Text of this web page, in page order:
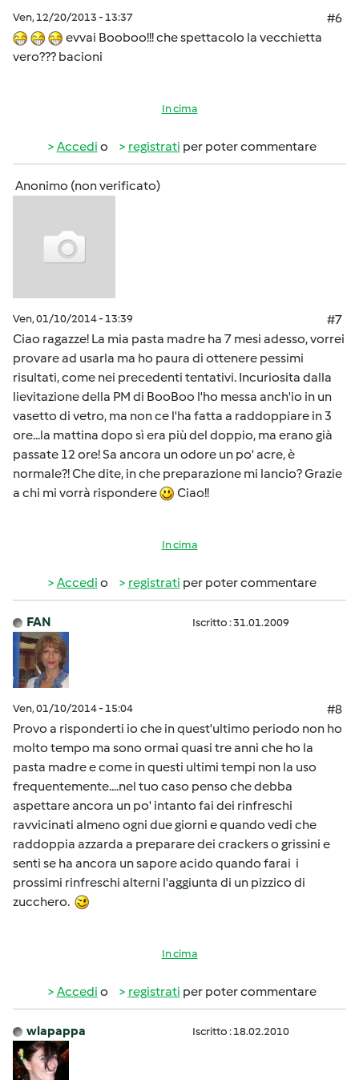
Ven, 12/20/2013 - 13:37
#6
evvai Booboo!!! che spettacolo la vecchietta
vero??? bacioni
In cima
Accedi o registrati per poter commentare
Anonimo (non verificato)
Ven, 01/10/2014 - 13:39
#7
Ciao ragazze! La mia pasta madre ha 7 mesi adesso, vorrei
provare ad usarla ma ho paura di ottenere pessimi
risultati, come nei precedenti tentativi. Incuriosita dalla
lievitazione della PM di BooBoo l'ho messa anch'io in un
vasetto di vetro, ma non ce l'ha fatta a raddoppiare in 3
ore...la mattina dopo sì era più del doppio, ma erano già
passate 12 ore! Sa ancora un odore un po' acre, è
normale?! Che dite, in che preparazione mi lancio? Grazie
a chi mi vorrà rispondere
Ciao!!
In cima
Accedi o registrati per poter commentare
FAN Iscritto : 31.01.2009
Ven, 01/10/2014 - 15:04
#8
Provo a risponderti io che in quest'ultimo periodo non ho
molto tempo ma sono ormai quasi tre anni che ho la
pasta madre e come in questi ultimi tempi non la uso
frequentemente....nel tuo caso penso che debba
aspettare ancora un po' intanto fai dei rinfreschi
ravvicinati almeno ogni due giorni e quando vedi che
raddoppia azzarda a preparare dei crackers o grissini e
senti se ha ancora un sapore acido quando farai i
prossimi rinfreschi alterni l'aggiunta di un pizzico di
zucchero.
In cima
Accedi o registrati per poter commentare
wlapappa Iscritto : 18.02.2010